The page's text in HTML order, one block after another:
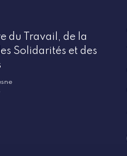
du Travail, de la
Solidarités et des